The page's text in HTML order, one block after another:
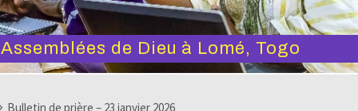
de Dieu à Lomé, Togo
Bulletin de prière – 23 janvier 2026